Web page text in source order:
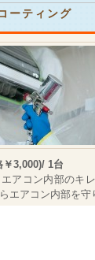
ーティング
3,000)/ 1台
アコン内部のキ
エアコン内部を守